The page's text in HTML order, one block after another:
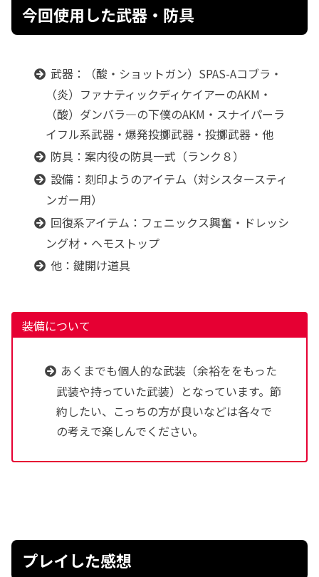
今回使用した武器・防具
武器：（酸・ショットガン）SPAS-Aコブラ・
（炎）ファナティックディケイアーのAKM・
（酸）ダンバラ―の下僕のAKM・スナイパーラ
イフル系武器・爆発投擲武器・投擲武器・他
防具：案内役の防具一式（ランク８）
設備：刻印ようのアイテム（対シスタースティ
ンガー用）
回復系アイテム：フェニックス興奮・ドレッシ
ング材・ヘモストップ
他：鍵開け道具
装備について
あくまでも個人的な武装（余裕ををもった
武装や持っていた武装）となっています。節
約したい、こっちの方が良いなどは各々で
の考えで楽しんでください。
プレイした感想